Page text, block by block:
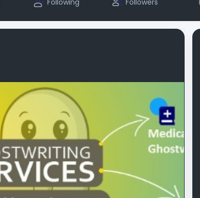
Following Followers